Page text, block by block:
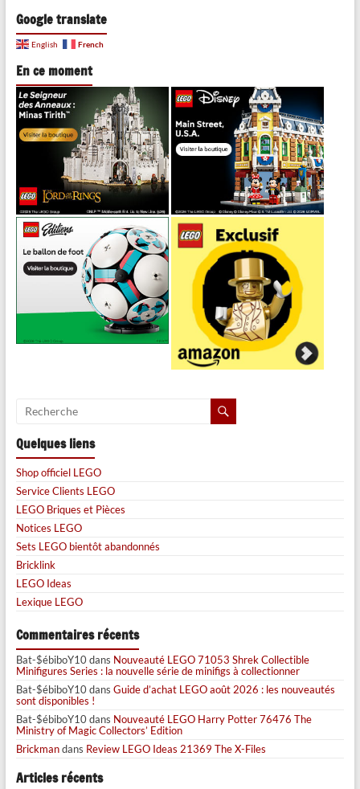
Google translate
English French
En ce moment
Quelques liens
Shop officiel LEGO
Service Clients LEGO
LEGO Briques et Pièces
Notices LEGO
Sets LEGO bientôt abandonnés
Bricklink
LEGO Ideas
Lexique LEGO
Commentaires récents
Bat-$ébiboY10dans Nouveauté LEGO 71053 Shrek Collectible
Minifigures Series : la nouvelle série de minifigs à collectionner
Bat-$ébiboY10dans Guide d’achat LEGO août 2026 : les nouveautés
sont disponibles !
Bat-$ébiboY10dans Nouveauté LEGO Harry Potter 76476 The
Ministry of Magic Collectors’ Edition
Brickmandans Review LEGO Ideas 21369 The X-Files
Articles récents